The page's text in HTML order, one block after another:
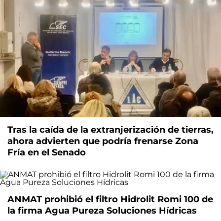
Tras la caída de la extranjerización de tierras,
ahora advierten que podría frenarse Zona
Fría en el Senado
ANMAT prohibió el filtro Hidrolit Romi 100 de
la firma Agua Pureza Soluciones Hídricas